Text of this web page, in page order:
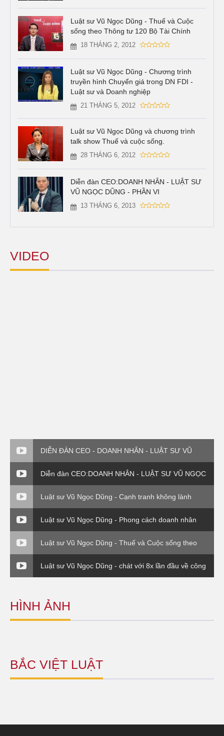
Luật sư Vũ Ngọc Dũng - Thuế và Cuộc
sống theo Thông tư 120 Bộ Tài Chính
18 THÁNG 2, 2012
Luật sư Vũ Ngọc Dũng - Chương trình
truyền hình Chuyển giá trong DN FDI -
Luật sư và Doanh nghiệp
21 THÁNG 5, 2012
Luật sư Vũ Ngọc Dũng và chương trình
talk show Thuế và cuộc sống.
28 THÁNG 6, 2012
Diễn đàn CEO:DOANH NHÂN - LUẬT SƯ
VŨ NGỌC DŨNG - PHẦN VI
13 THÁNG 6, 2013
VIDEO
DIỄN ĐÀN CEO - DOANH NHÂN - LUẬT SƯ VŨ
NGỌC DŨNG - PHẦN 4
Diễn đàn CEO:DOANH NHÂN - LUẬT SƯ VŨ NGỌC
DŨNG - PHẦN VI
Luật sư Vũ Ngọc Dũng - Cạnh tranh không lành
mạnh (Luật sư và Doanh nghiệp)
Luật sư Vũ Ngọc Dũng - Phong cách doanh nhân
Luật sư Vũ Ngọc Dũng - Thuế và Cuộc sống theo
Thông tư 120 Bộ Tài Chính
Luật sư Vũ Ngọc Dũng - chát với 8x lần đầu về công
ty Bắc Việt Luật ( VTC0
HÌNH ẢNH
BẮC VIỆT LUẬT